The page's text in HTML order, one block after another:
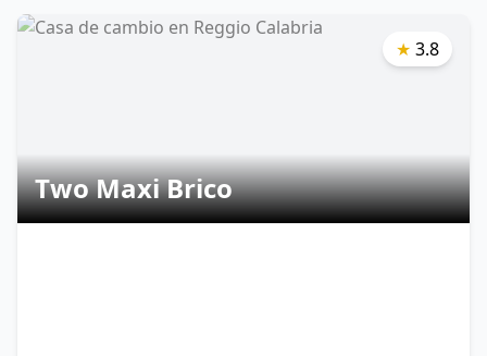
Two Maxi Brico
★ 3.8